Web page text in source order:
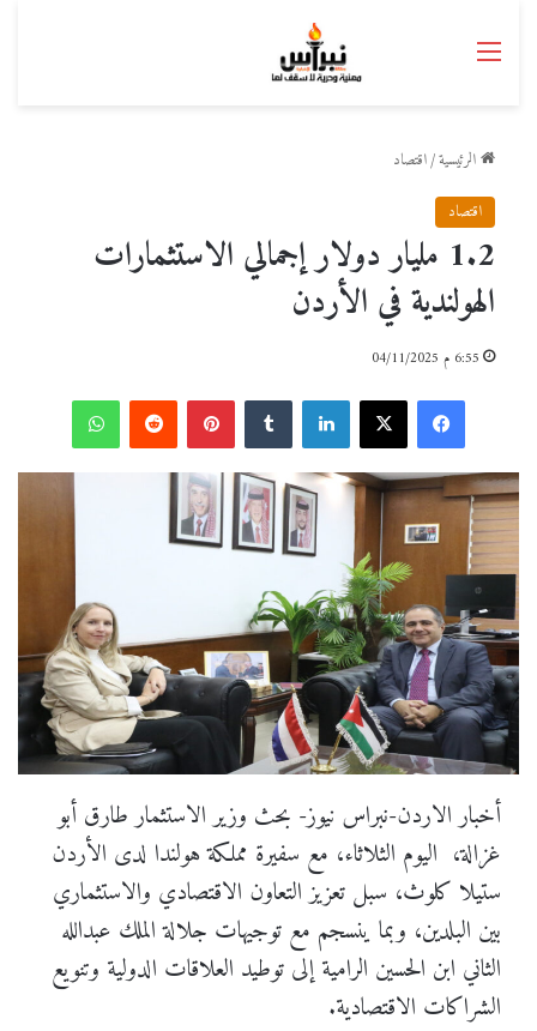
القائمة
الرئيسية/اقتصاد
اقتصاد
1.2 مليار دولار إجمالي الاستثمارات
الهولندية في الأردن
6:55 م 04/11/2025
فيسبوك ‫X لينكدإن بينتيريست واتساب
أخبار الاردن-نبراس نيوز- بحث وزير الاستثمار طارق أبو
غزالة، اليوم الثلاثاء، مع سفيرة مملكة هولندا لدى الأردن
ستيلا كلوث، سبل تعزيز التعاون الاقتصادي والاستثماري
بين البلدين، وبما ينسجم مع توجيهات جلالة الملك عبدالله
الثاني ابن الحسين الرامية إلى توطيد العلاقات الدولية وتنويع
الشراكات الاقتصادية.